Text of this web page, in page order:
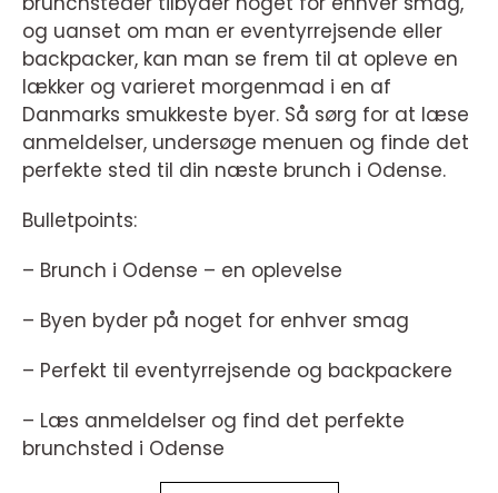
og uanset om man er eventyrrejsende eller
backpacker, kan man se frem til at opleve en
lækker og varieret morgenmad i en af
Danmarks smukkeste byer. Så sørg for at læse
anmeldelser, undersøge menuen og finde det
perfekte sted til din næste brunch i Odense.
Bulletpoints:
– Brunch i Odense – en oplevelse
– Byen byder på noget for enhver smag
– Perfekt til eventyrrejsende og backpackere
– Læs anmeldelser og find det perfekte
brunchsted i Odense